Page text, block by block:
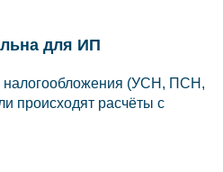
для ИП
налогообложения (УСН, ПСН,
происходят расчёты с